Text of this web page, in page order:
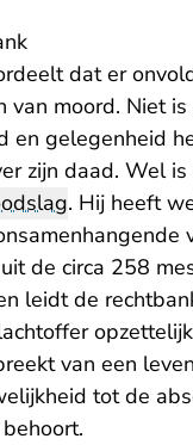
dat er
van moord. Niet
en gelegenheid
zijn daad. Wel
. Hij heeft
de circa 258
leidt de
van een
tot de